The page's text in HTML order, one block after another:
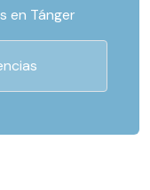
en Tánger